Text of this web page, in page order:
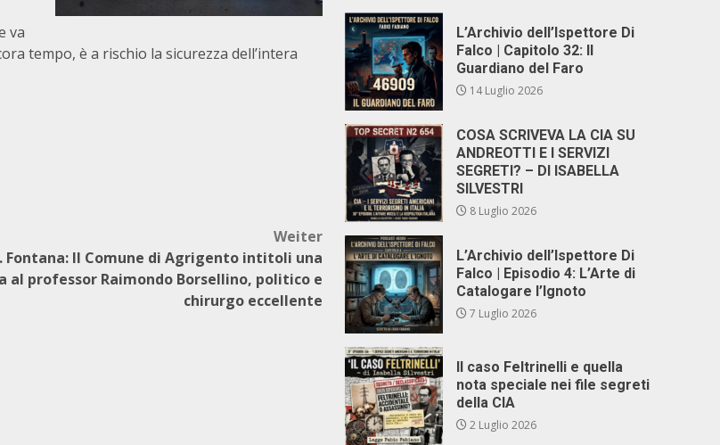
va
tempo, è a rischio la sicurezza dell’intera
Weiter
Fontana: Il Comune di Agrigento intitoli una
al professor Raimondo Borsellino, politico e
chirurgo eccellente
L’Archivio dell’Ispettore Di
Falco | Capitolo 32: Il
Guardiano del Faro
14 Luglio 2026
COSA SCRIVEVA LA CIA SU
ANDREOTTI E I SERVIZI
SEGRETI? – DI ISABELLA
SILVESTRI
8 Luglio 2026
L’Archivio dell’Ispettore Di
Falco | Episodio 4: L’Arte di
Catalogare l’Ignoto
7 Luglio 2026
Il caso Feltrinelli e quella
nota speciale nei file segreti
della CIA
2 Luglio 2026